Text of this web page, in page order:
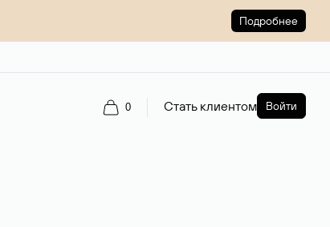
Подробнее
0 Стать клиентом Войти